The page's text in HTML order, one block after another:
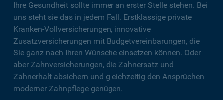
Ihre Gesundheit sollte immer an erster Stelle stehen. Bei
uns steht sie das in jedem Fall. Erstklassige private
Kranken-Vollversicherungen, innovative
Zusatzversicherungen mit Budgetvereinbarungen, die
Sie ganz nach Ihren Wünsche einsetzen können. Oder
aber Zahnversicherungen, die Zahnersatz und
Zahnerhalt absichern und gleichzeitig den Ansprüchen
moderner Zahnpflege genügen.